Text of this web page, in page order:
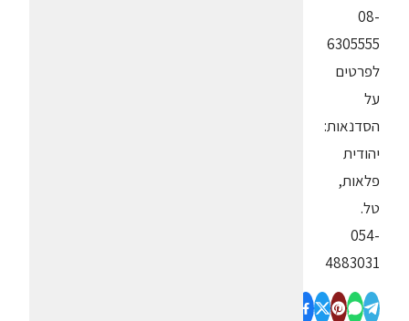
08-
6305555
לפרטים
על
הסדנאות:
יהודית
פלאות,
טל.
054-
4883031